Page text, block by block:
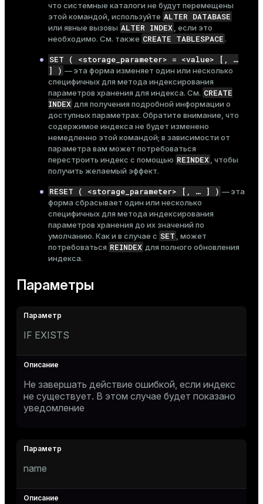
что системные каталоги не будут перемещены
этой командой, используйте ALTER DATABASE
или явные вызовы ALTER INDEX, если это
необходимо. См. также CREATE TABLESPACE.
SET ( <storage_parameter> = <value> [, …​
] ) — эта форма изменяет один или несколько
специфичных для метода индексирования
параметров хранения для индекса. См. CREATE
INDEX для получения подробной информации о
доступных параметрах. Обратите внимание, что
содержимое индекса не будет изменено
немедленно этой командой; в зависимости от
параметра вам может потребоваться
перестроить индекс с помощью REINDEX, чтобы
получить желаемый эффект.
RESET ( <storage_parameter> [, …​ ] ) — эта
форма сбрасывает один или несколько
специфичных для метода индексирования
параметров хранения до их значений по
умолчанию. Как и в случае с SET , может
потребоваться REINDEX для полного обновления
индекса.
Параметры
IF EXISTS
Не завершать действие ошибкой, если индекс
не существует. В этом случае будет показано
уведомление
name